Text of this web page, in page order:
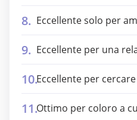
Eccellente solo per
Eccellente per una
Eccellente per
Ottimo per coloro a